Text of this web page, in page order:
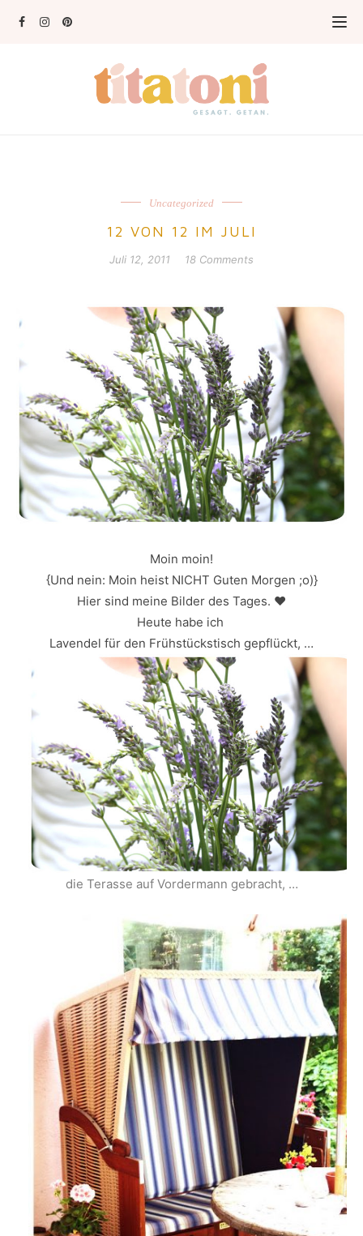
Uncategorized
12 VON 12 IM JULI
Juli 12, 2011 18 Comments
Moin moin!
{Und nein: Moin heist NICHT Guten Morgen ;o)}
Hier sind meine Bilder des Tages. ♥
Heute habe ich
Lavendel für den Frühstückstisch gepflückt, …
die Terasse auf Vordermann gebracht, …